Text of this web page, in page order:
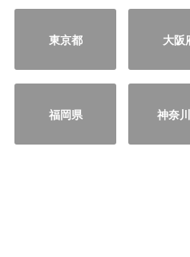
東京都 大阪
福岡県 神奈